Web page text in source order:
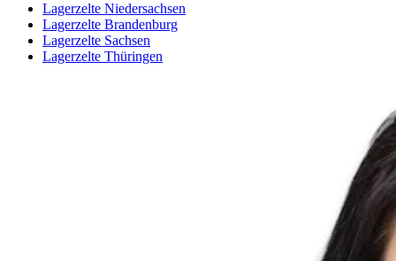
Lagerzelte Niedersachsen
Lagerzelte Brandenburg
Lagerzelte Sachsen
Lagerzelte Thüringen